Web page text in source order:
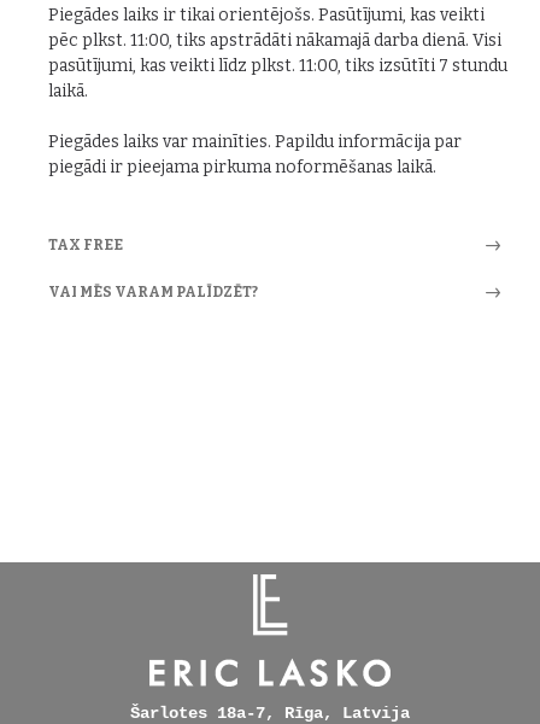
Piegādes laiks ir tikai orientējošs. Pasūtījumi, kas veikti
pēc plkst. 11:00, tiks apstrādāti nākamajā darba dienā. Visi
pasūtījumi, kas veikti līdz plkst. 11:00, tiks izsūtīti 7 stundu
laikā.
Piegādes laiks var mainīties. Papildu informācija par
piegādi ir pieejama pirkuma noformēšanas laikā.
TAX FREE
VAI MĒS VARAM PALĪDZĒT?
Šarlotes 18a-7, Rīga, Latvija